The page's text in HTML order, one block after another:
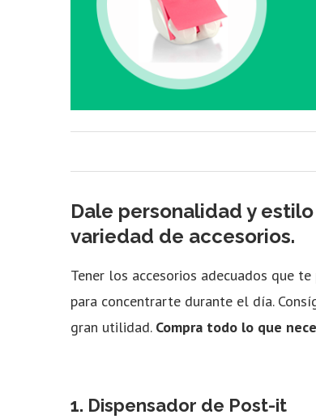
Dale personalidad y
variedad de accesorios.
Tener los accesorios adecuados que
para concentrarte durante el día.
gran utilidad. Compra todo lo que
1. Dispensador de Post-it